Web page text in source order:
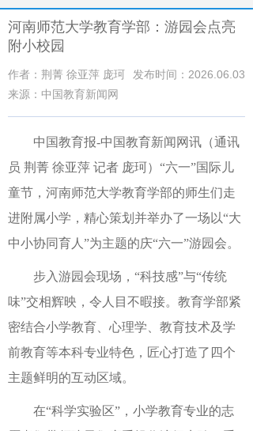
河南师范大学教育学部：游园会点亮
附小校园
作者：荆菁 徐亚萍 庞珂
发布时间：2026.06.03
来源：中国教育新闻网
中国教育报-中国教育新闻网讯（通讯
员 荆菁 徐亚萍 记者 庞珂） “六一”国际儿
童节，河南师范大学教育学部的师生们走
进附属小学，精心策划并举办了一场以“大
中小协同育人”为主题的庆“六一”游园会。
步入游园会现场，“科技感”与“传统
味”交相辉映，令人目不暇接。教育学部紧
密结合小学教育、心理学、教育技术及学
前教育等本科专业特色，匠心打造了四个
主题鲜明的互动区域。
在“科学实验区”，小学教育专业的志